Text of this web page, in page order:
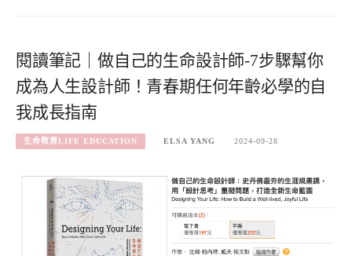
閱讀筆記｜做自己的生命設計師-7步驟幫你
成為人生設計師！青春期任何年齡必學的自
我成長指南
生命教育LIFE EDUCATION ELSA YANG 2024-09-28